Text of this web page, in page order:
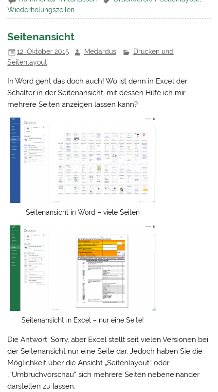
Wiederholungszeilen
Seitenansicht
12. Oktober 2015 Medardus
Drucken und
Seitenlayout
In Word geht das doch auch! Wo ist denn in Excel der
Schalter in der Seitenansicht, mit dessen Hilfe ich mir
mehrere Seiten anzeigen lassen kann?
Seitenansicht in Word – viele Seiten
Seitenansicht in Excel – nur eine Seite!
Die Antwort: Sorry, aber Excel stellt seit vielen Versionen bei
der Seitenansicht nur eine Seite dar. Jedoch haben Sie die
Möglichkeit über die Ansicht „Seitenlayout“ oder
„“Umbruchvorschau“ sich mehrere Seiten nebeneinander
darstellen zu lassen: